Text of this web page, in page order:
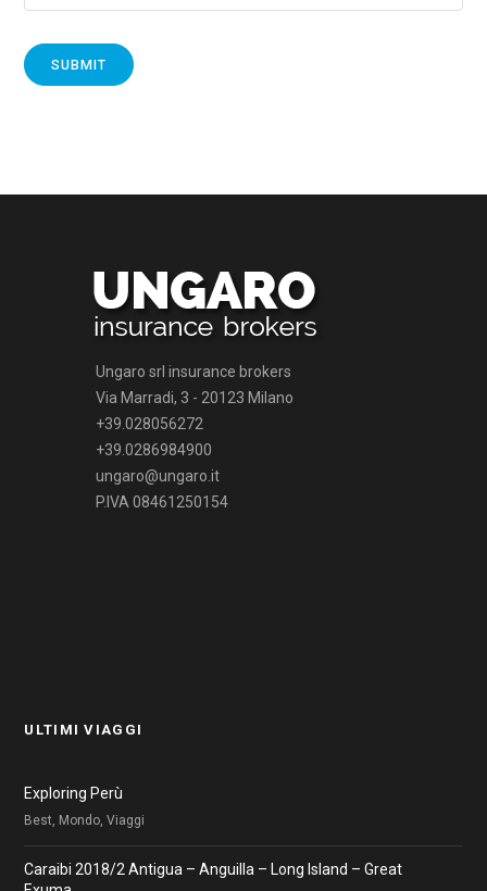
Ungaro srl insurance brokers
Via Marradi, 3 - 20123 Milano
+39.028056272
+39.0286984900
ungaro@ungaro.it
P.IVA 08461250154
ULTIMI VIAGGI
Exploring Perù
Best, Mondo, Viaggi
Caraibi 2018/2 Antigua – Anguilla – Long Island – Great